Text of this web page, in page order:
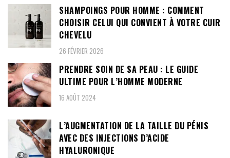
SHAMPOINGS POUR HOMME : COMMENT
CHOISIR CELUI QUI CONVIENT À VOTRE CUIR
CHEVELU
26 FÉVRIER 2026
PRENDRE SOIN DE SA PEAU : LE GUIDE
ULTIME POUR L’HOMME MODERNE
16 AOÛT 2024
L’AUGMENTATION DE LA TAILLE DU PÉNIS
AVEC DES INJECTIONS D’ACIDE
HYALURONIQUE